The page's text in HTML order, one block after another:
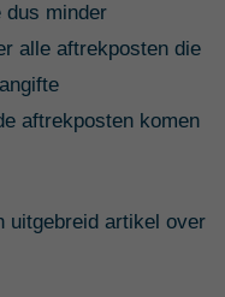
dus minder
alle aftrekposten die
aftrekposten komen
uitgebreid artikel over